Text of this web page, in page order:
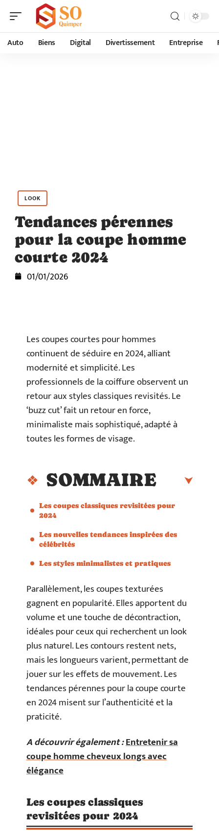
Auto Biens Digital Divertissement Entreprise
LOOK
Tendances pérennes
pour la coupe homme
courte 2024
01/01/2026
Les coupes courtes pour hommes
continuent de séduire en 2024, alliant
modernité et simplicité. Les
professionnels de la coiffure observent un
retour aux styles classiques revisités. Le
‘buzz cut’ fait un retour en force,
minimaliste mais sophistiqué, adapté à
toutes les formes de visage.
SOMMAIRE
Les coupes classiques revisitées pour
2024
Les nouvelles tendances inspirées des
célébrités
Les styles minimalistes et pratiques
Parallèlement, les coupes texturées
gagnent en popularité. Elles apportent du
volume et une touche de décontraction,
idéales pour ceux qui recherchent un look
plus naturel. Les contours restent nets,
mais les longueurs varient, permettant de
jouer sur les effets de mouvement. Les
tendances pérennes pour la coupe courte
en 2024 misent sur l’authenticité et la
praticité.
A découvrir également :Entretenir sa
coupe homme cheveux longs avec
élégance
Les coupes classiques
revisitées pour 2024